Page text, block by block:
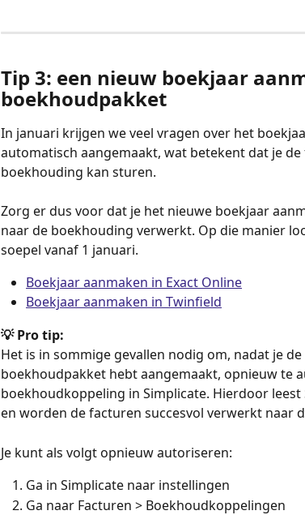
Tip 3: een nieuw boekjaar
boekhoudpakket
In januari krijgen we veel vragen over het
automatisch aangemaakt, wat betekent dat je
boekhouding kan sturen.
Zorg er dus voor dat je het nieuwe boekjaar
naar de boekhouding verwerkt. Op die manier
soepel vanaf 1 januari.
Boekjaar aanmaken in Exact Online
Boekjaar aanmaken in Twinfield
💡 Pro tip:
Het is in sommige gevallen nodig om, nadat je
boekhoudpakket hebt aangemaakt, opnieuw te
boekhoudkoppeling in Simplicate. Hierdoor
en worden de facturen succesvol verwerkt naar
Je kunt als volgt opnieuw autoriseren:
Ga in Simplicate naar instellingen
Ga naar Facturen > Boekhoudkoppelingen